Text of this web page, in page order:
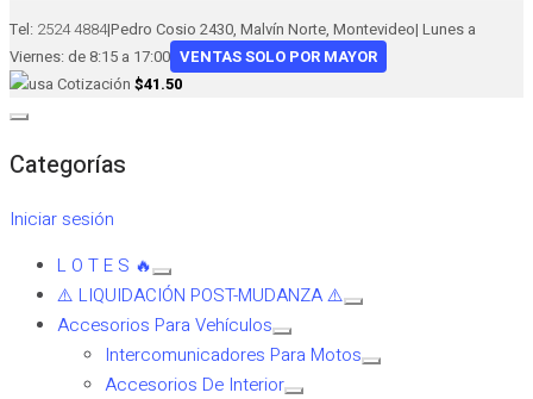
Tel: 2524 4884|Pedro Cosio 2430, Malvín Norte, Montevideo| Lunes a
Viernes: de 8:15 a 17:00 VENTAS SOLO POR MAYOR
Cotización $41.50
Categorías
Iniciar sesión
L O T E S 🔥
⚠️ LIQUIDACIÓN POST-MUDANZA ⚠️
Accesorios Para Vehículos
Intercomunicadores Para Motos
Accesorios De Interior